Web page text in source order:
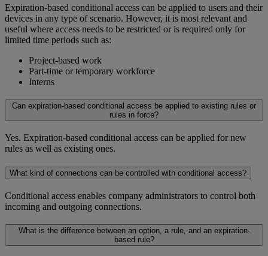
Expiration-based conditional access can be applied to users and their
devices in any type of scenario. However, it is most relevant and
useful where access needs to be restricted or is required only for
limited time periods such as:
Project-based work
Part-time or temporary workforce
Interns
Can expiration-based conditional access be applied to existing rules or
rules in force?
Yes. Expiration-based conditional access can be applied for new
rules as well as existing ones.
What kind of connections can be controlled with conditional access?
Conditional access enables company administrators to control both
incoming and outgoing connections.
What is the difference between an option, a rule, and an expiration-
based rule?